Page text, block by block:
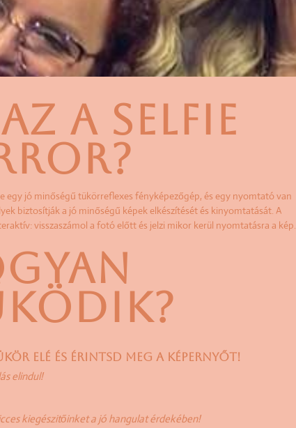
A SELFIE
egy jó minőségű tükörreflexes fényképezőgép, és egy nyomtató van
biztosítják a jó minőségű képek elkészítését és kinyomtatását. A
visszaszámol a fotó előtt és jelzi mikor kerül nyomtatásra a kép.
ELÉ ÉS ÉRINTSD MEG A KÉPERNYŐT!
elindul!
kiegészitőinket a jó hangulat érdekében!